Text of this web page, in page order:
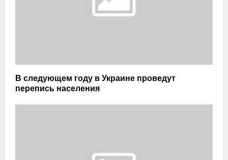
В следующем году в Украине проведут
перепись населения